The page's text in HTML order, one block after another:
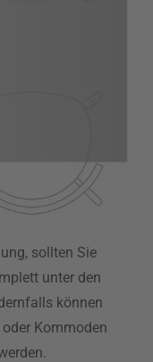
sollten Sie
unter den
können
Kommoden